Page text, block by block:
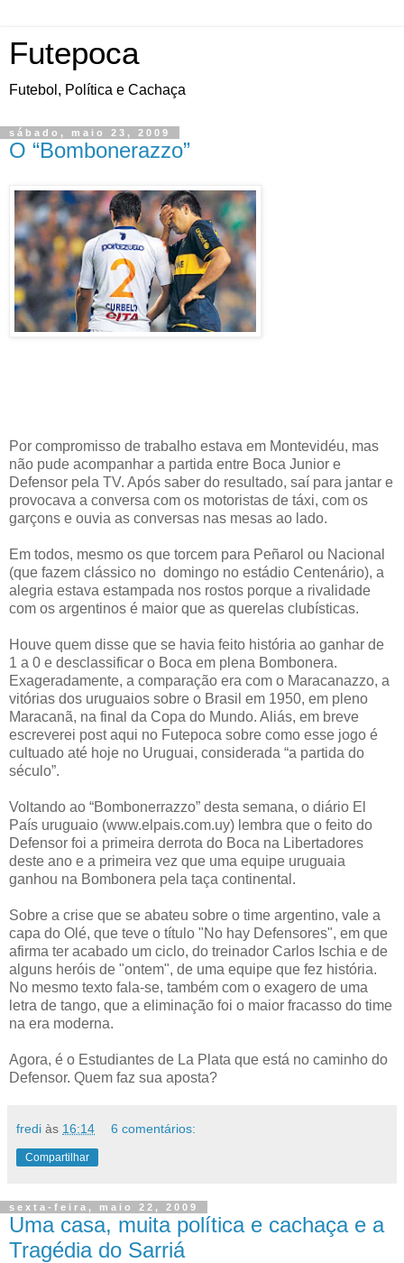
Futepoca
Futebol, Política e Cachaça
sábado, maio 23, 2009
O “Bombonerazzo”
Por compromisso de trabalho estava em Montevidéu, mas
não pude acompanhar a partida entre Boca Junior e
Defensor pela TV. Após saber do resultado, saí para jantar e
provocava a conversa com os motoristas de táxi, com os
garçons e ouvia as conversas nas mesas ao lado.
Em todos, mesmo os que torcem para Peñarol ou Nacional
(que fazem clássico no domingo no estádio Centenário), a
alegria estava estampada nos rostos porque a rivalidade
com os argentinos é maior que as querelas clubísticas.
Houve quem disse que se havia feito história ao ganhar de
1 a 0 e desclassificar o Boca em plena Bombonera.
Exageradamente, a comparação era com o Maracanazzo, a
vitórias dos uruguaios sobre o Brasil em 1950, em pleno
Maracanã, na final da Copa do Mundo. Aliás, em breve
escreverei post aqui no Futepoca sobre como esse jogo é
cultuado até hoje no Uruguai, considerada “a partida do
século”.
Voltando ao “Bombonerrazzo” desta semana, o diário El
País uruguaio (www.elpais.com.uy) lembra que o feito do
Defensor foi a primeira derrota do Boca na Libertadores
deste ano e a primeira vez que uma equipe uruguaia
ganhou na Bombonera pela taça continental.
Sobre a crise que se abateu sobre o time argentino, vale a
capa do Olé, que teve o título "No hay Defensores", em que
afirma ter acabado um ciclo, do treinador Carlos Ischia e de
alguns heróis de "ontem", de uma equipe que fez história.
No mesmo texto fala-se, também com o exagero de uma
letra de tango, que a eliminação foi o maior fracasso do time
na era moderna.
Agora, é o Estudiantes de La Plata que está no caminho do
Defensor. Quem faz sua aposta?
fredi às 16:14 6 comentários:
Compartilhar
sexta-feira, maio 22, 2009
Uma casa, muita política e cachaça e a
Tragédia do Sarriá